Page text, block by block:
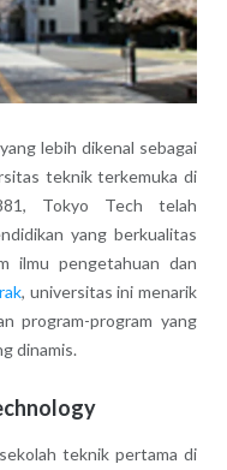
lebih dikenal sebagai
teknik terkemuka di
Tokyo Tech telah
yang berkualitas
ilmu pengetahuan dan
, universitas ini menarik
program-program yang
dinamis.
teknik pertama di